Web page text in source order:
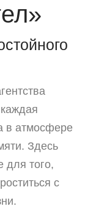
в атмосфере
Здесь
для того,
с